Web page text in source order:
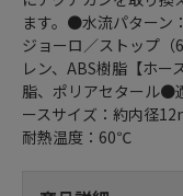
ます。●水流パターン
ジョーロ／ストップ
レン、ABS樹脂【ホー
脂、ポリアセタール●
ースサイズ：約内径
耐熱温度：60℃